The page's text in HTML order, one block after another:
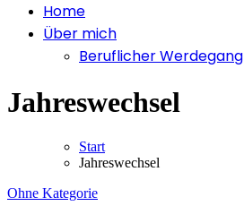
Home
Über mich
Beruflicher Werdegang
Jahreswechsel
Start
Jahreswechsel
Ohne Kategorie